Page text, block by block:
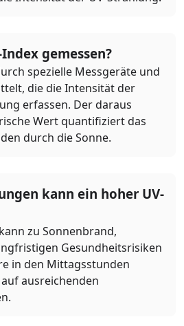
gemessen?
spezielle Messgeräte und
die die Intensität der
erfassen. Der daraus
Wert quantifiziert das
durch die Sonne.
kann ein hoher UV-
zu Sonnenbrand,
Gesundheitsrisiken
in den Mittagsstunden
ausreichenden